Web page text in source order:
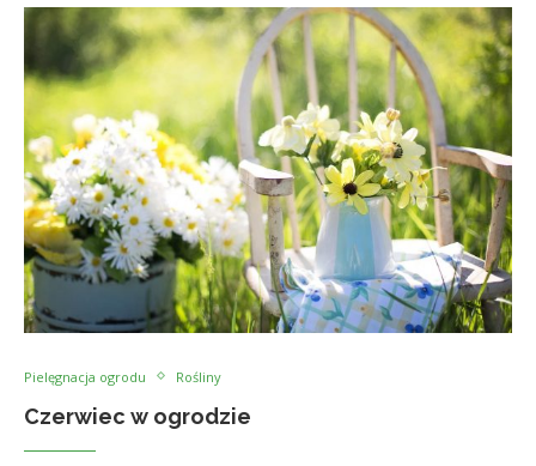
Pielęgnacja ogrodu Rośliny
Czerwiec w ogrodzie